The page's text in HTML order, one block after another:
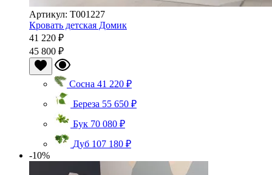
Артикул: Т001227
Кровать детская Домик
41 220 ₽
45 800 ₽
Сосна 41 220 ₽
Береза 55 650 ₽
Бук 70 080 ₽
Дуб 107 180 ₽
-10%